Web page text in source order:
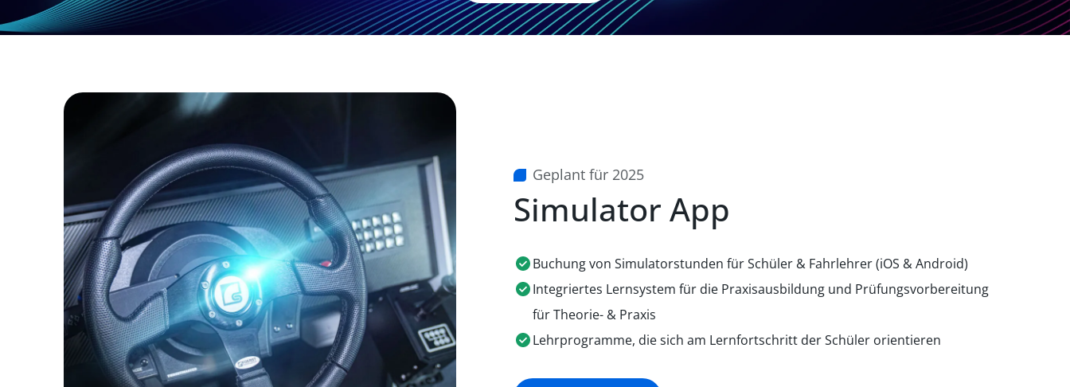
Geplant für 2025
Simulator App
Buchung von Simulatorstunden für Schüler & Fahrlehrer (iOS & Android)
Integriertes Lernsystem für die Praxisausbildung und Prüfungsvorbereitung
für Theorie- & Praxis
Lehrprogramme, die sich am Lernfortschritt der Schüler orientieren